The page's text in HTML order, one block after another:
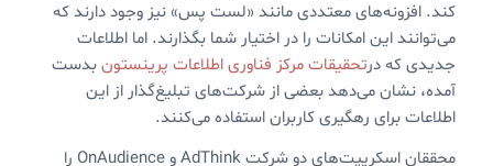
کند. افزونه‌های معتددی مانند «لست پس» نیز وجود دارند که
می‌توانند این امکانات را در اختیار شما بگذارند. اما اطلاعات
جدیدی که درتحقیقات مرکز فناوری اطلاعات پرینستونبدست
آمده، نشان می‌دهد بعضی از شرکت‌های تبلیغ‌گذار از این
اطلاعات برای رهگیری کاربران استفاده می‌کنند.
محققان اسکریپت‌های دو شرکت AdThink و OnAudience را